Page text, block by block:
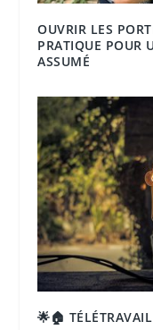
OUVRIR LES
PRATIQUE POUR
ASSUMÉ
🌟🏠